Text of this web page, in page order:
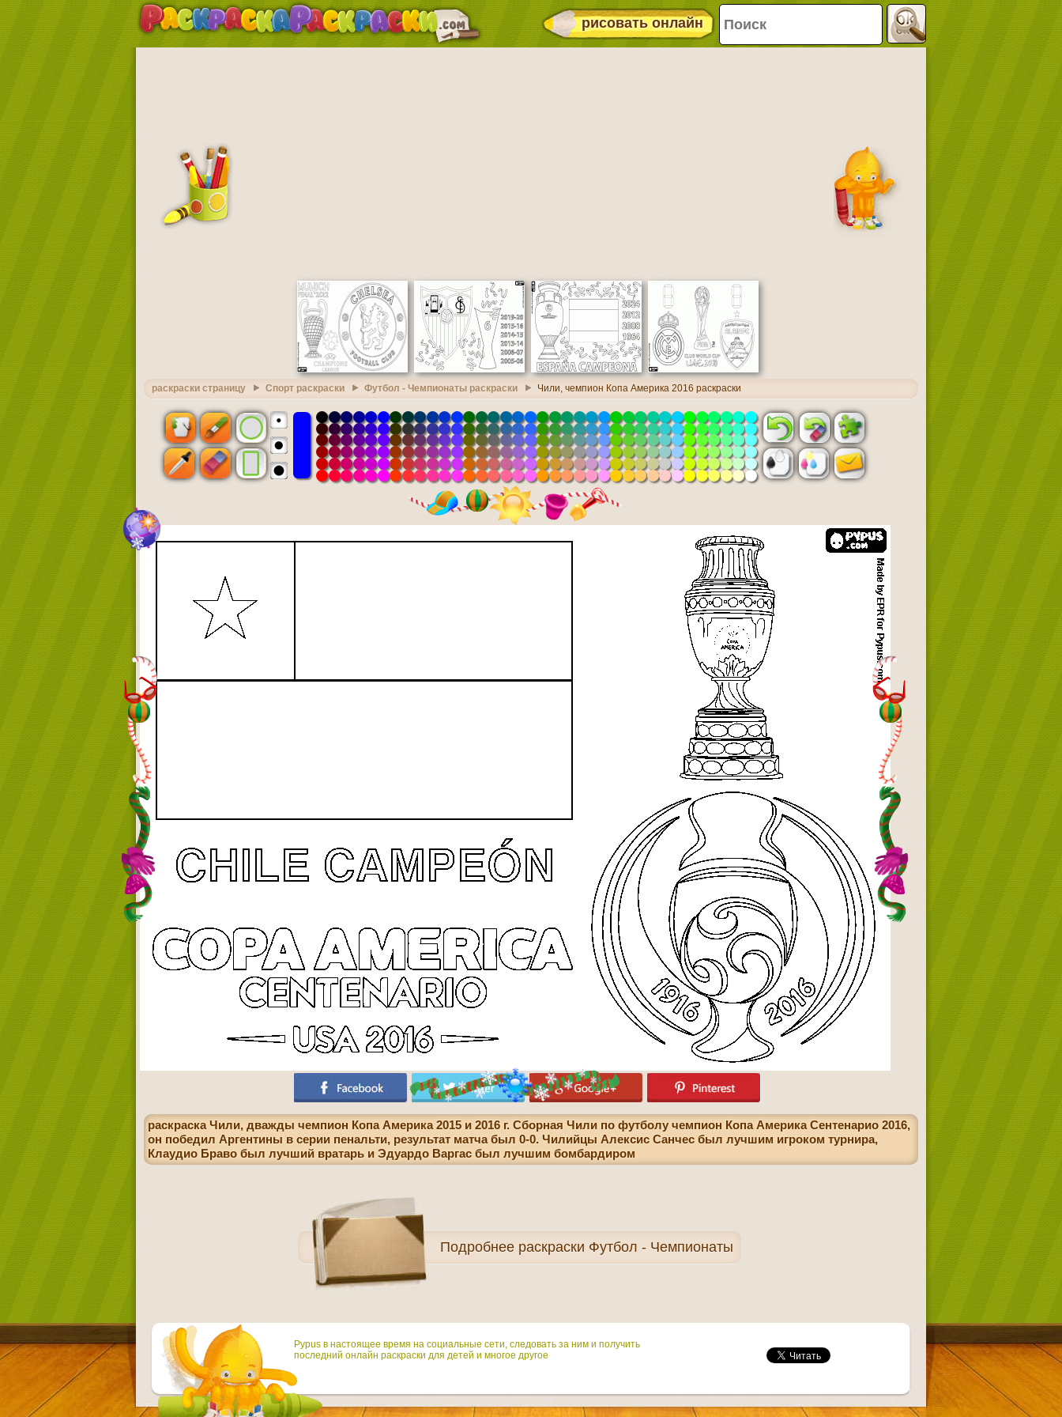
рисовать онлайн
раскраски страницу Спорт раскраски Футбол - Чемпионаты раскраски Чили, чемпион Копа Америка 2016 раскраски
раскраска Чили, дважды чемпион Копа Америка 2015 и 2016 г. Сборная Чили по футболу чемпион Копа Америка Сентенарио 2016,
он победил Аргентины в серии пенальти, результат матча был 0-0. Чилийцы Алексис Санчес был лучшим игроком турнира,
Клаудио Браво был лучший вратарь и Эдуардо Варгас был лучшим бомбардиром
Подробнее раскраски Футбол - Чемпионаты
Pypus в настоящее время на социальные сети, следовать за ним и получить
последний онлайн раскраски для детей и многое другое